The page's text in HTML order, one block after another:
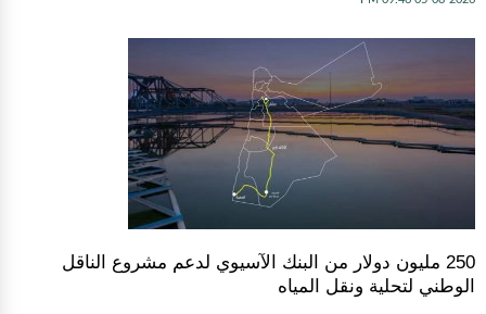
250 مليون دولار من البنك الآسيوي لدعم مشروع الناقل
الوطني لتحلية ونقل المياه